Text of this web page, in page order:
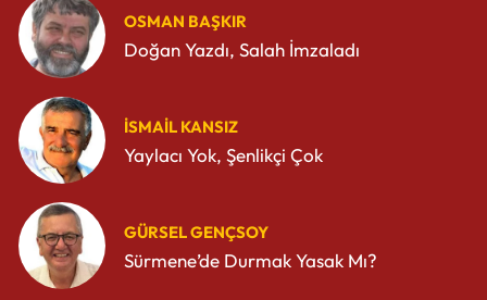
OSMAN BAŞKIR
Doğan Yazdı, Salah İmzaladı
İSMAIL KANSIZ
Yaylacı Yok, Şenlikçi Çok
GÜRSEL GENÇSOY
Sürmene’de Durmak Yasak Mı?